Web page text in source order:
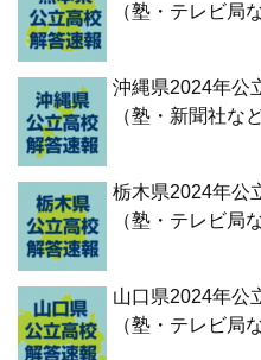
（塾・テレビ局
沖縄県2024年公
（塾・新聞社など
栃木県2024年公
（塾・テレビ局
山口県2024年公
（塾・テレビ局